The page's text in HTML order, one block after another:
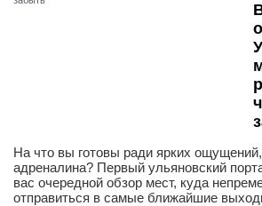
На что вы готовы ради ярких
адреналина? Первый ульяновский
вас очередной обзор мест, куда
отправиться в самые ближайшие